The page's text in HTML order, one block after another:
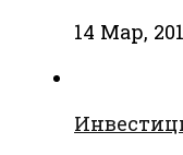
14 Мар,